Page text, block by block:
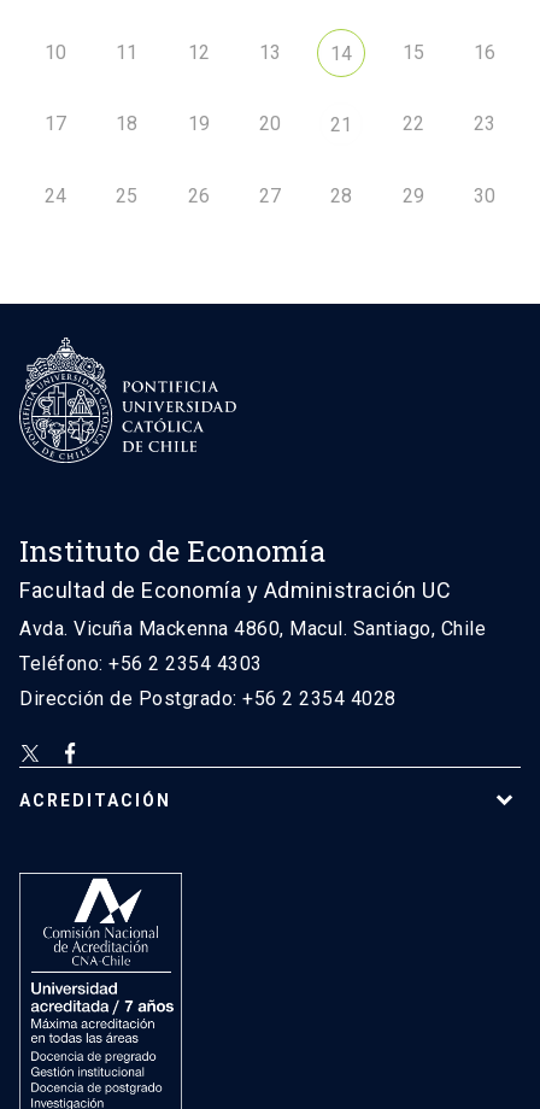
10 11 12 13 14 15 16
17 18 19 20 21 22 23
24 25 26 27 28 29 30
Instituto de Economía
Facultad de Economía y Administración UC
Avda. Vicuña Mackenna 4860, Macul. Santiago, Chile
Teléfono: +56 2 2354 4303
Dirección de Postgrado: +56 2 2354 4028
ACREDITACIÓN